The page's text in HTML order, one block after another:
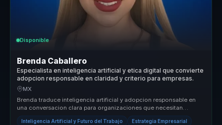
Disponible
Brenda Caballero
Especialista en inteligencia artificial y etica digital que convierte
adopcion responsable en claridad y criterio para empresas.
MX
Brenda traduce inteligencia artificial y adopcion responsable en
una conversacion clara para organizaciones que necesitan
criterio, etica...
Inteligencia Artificial y Futuro del Trabajo Estrategia Empresarial